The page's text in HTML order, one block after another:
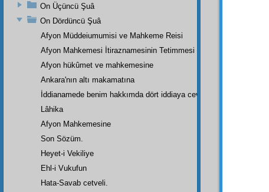
On Üçüncü Şuâ
On Dördüncü Şuâ
Afyon Müddeiumumisi ve Mahkeme Reisi
Afyon Mahkemesi İtiraznamesinin Tetimmesi
Afyon hükûmet ve mahkemesine
Ankara'nın altı makamatına
İddianamede benim hakkımda dört iddiaya cevap
Lâhika
Afyon Mahkemesine
Son Sözüm.
Heyet-i Vekiliye
Ehl-i Vukufun
Hata-Savab cetveli.